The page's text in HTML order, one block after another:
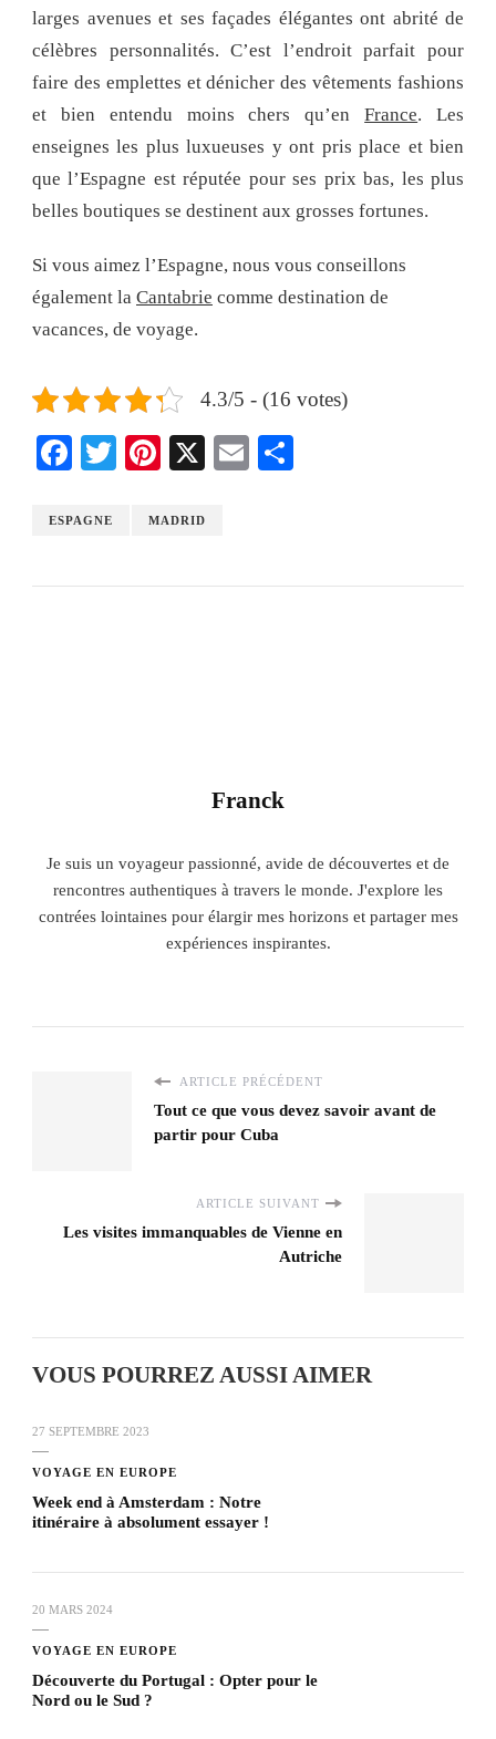
larges avenues et ses façades élégantes ont abrité de
célèbres personnalités. C’est l’endroit parfait pour
faire des emplettes et dénicher des vêtements fashions
et bien entendu moins chers qu’enFrance. Les
enseignes les plus luxueuses y ont pris place et bien
que l’Espagne est réputée pour ses prix bas, les plus
belles boutiques se destinent aux grosses fortunes.
Si vous aimez l’Espagne, nous vous conseillons
également la Cantabrie comme destination de
vacances, de voyage.
4.3/5 - (16 votes)
Facebook
TwitterPinterest
X Email
ESPAGNE MADRID
Franck
Je suis un voyageur passionné, avide de découvertes et de
rencontres authentiques à travers le monde. J'explore les
contrées lointaines pour élargir mes horizons et partager mes
expériences inspirantes.
ARTICLE PRÉCÉDENT
Tout ce que vous devez savoir avant de
partir pour Cuba
ARTICLE SUIVANT
Les visites immanquables de Vienne en
Autriche
VOUS POURREZ AUSSI AIMER
27 SEPTEMBRE 2023
VOYAGE EN EUROPE
Week end à Amsterdam : Notre
itinéraire à absolument essayer !
20 MARS 2024
VOYAGE EN EUROPE
Découverte du Portugal : Opter pour le
Nord ou le Sud ?